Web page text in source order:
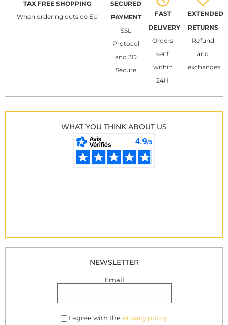
TAX FREE SHOPPING
When ordering outside EU
SECURED
PAYMENT
SSL
Protocol
and 3D
Secure
FAST
DELIVERY
Orders
sent
within
24H
EXTENDED
RETURNS
Refund
and
exchanges
WHAT YOU THINK ABOUT US
NEWSLETTER
Email
I agree with the Privacy policy